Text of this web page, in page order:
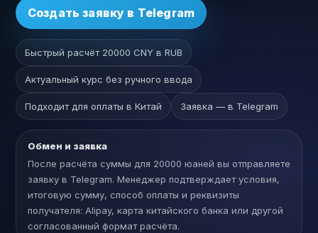
Создать заявку в Telegram
Быстрый расчёт 20000 CNY в RUB
Актуальный курс без ручного ввода
Подходит для оплаты в Китай Заявка — в Telegram
Обмен и заявка
После расчёта суммы для 20000 юаней вы отправляете
заявку в Telegram. Менеджер подтверждает условия,
итоговую сумму, способ оплаты и реквизиты
получателя: Alipay, карта китайского банка или другой
согласованный формат расчёта.